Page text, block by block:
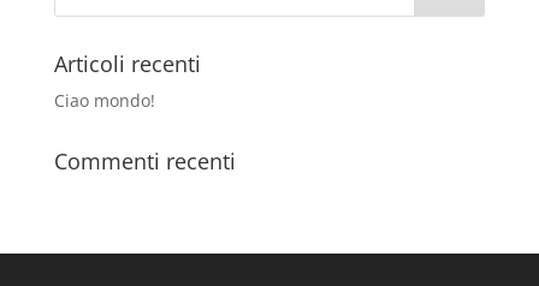
Articoli recenti
Ciao mondo!
Commenti recenti